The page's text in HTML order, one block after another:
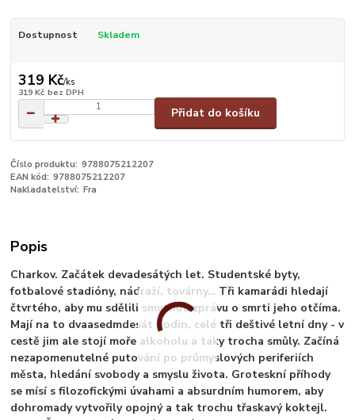
Dostupnost Skladem
319 Kč/ks
319 Kč bez DPH
Přidat do košíku
Číslo produktu: 9788075212207
EAN kód: 9788075212207
Nakladatelství: Fra
Popis
Charkov. Začátek devadesátých let. Studentské byty,
fotbalové stadióny, nádraží, továrny… Tři kamarádi hledají
čtvrtého, aby mu sdělili smutnou zprávu o smrti jeho otčíma.
Mají na to dvaasedmdesát hodin, celé tři deštivé letní dny - v
cestě jim ale stojí moře alkoholu a taky trocha smůly. Začíná
nezapomenutelné putování po průmyslových periferiích
města, hledání svobody a smyslu života. Groteskní příhody
se mísí s filozofickými úvahami a absurdním humorem, aby
dohromady vytvořily opojný a tak trochu třaskavý koktejl.